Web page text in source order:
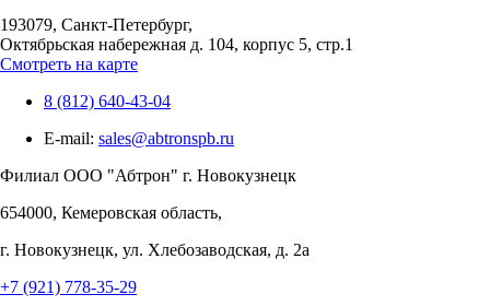
193079, Санкт-Петербург,
Октябрьская набережная д. 104, корпус 5, стр.1
Смотреть на карте
8 (812) 640-43-04
E-mail: sales@abtronspb.ru
Филиал OOO "Абтрон" г. Новокузнецк
654000, Кемеровская область,
г. Новокузнецк, ул. Хлебозаводская, д. 2а
+7 (921) 778-35-29